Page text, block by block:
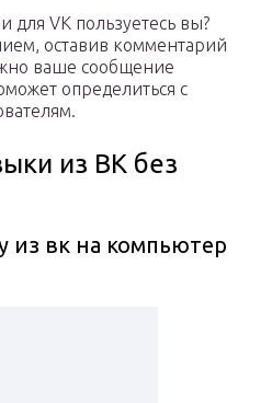
VK пользуетесь вы?
оставив комментарий
ваше сообщение
определиться с
из ВК без
из вк на компьютер